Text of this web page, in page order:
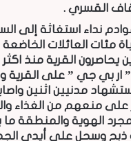
القسري .
نداء استغاثة إلى
مئات العائلات
يحاصرون القرية منذ
بي جي ” على القرية
عن استشهاد مدنيين اثنين
على منعهم من الغذاء
الهوية والمنطقة
وسحل على أيدي